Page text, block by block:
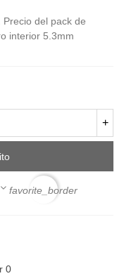
del pack de
interior 5.3mm
+
favorite_border
0